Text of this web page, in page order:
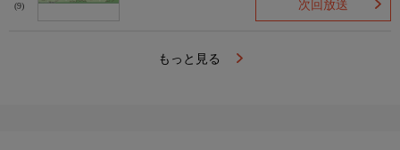
(9) 次回放送
もっと見る